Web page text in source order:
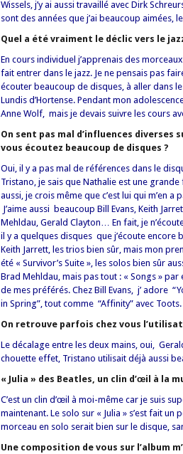
Wissels, j’y ai aussi travaillé avec Dirk
sont des années que j’ai beaucoup aimées,
Quel a été vraiment le déclic vers le
En cours individuel j’apprenais des
fait entrer dans le jazz. Je ne pensais pas
écouter beaucoup de disques, à aller dans
Lundis d’Hortense. Pendant mon
Anne Wolf, mais je devais suivre les cours
On sent pas mal d’influences diverses
vous écoutez beaucoup de disques ?
Oui, il y a pas mal de références dans le
Tristano, je sais que Nathalie est une
aussi, je crois même que c’est lui qui m’en a
J’aime aussi beaucoup Bill Evans, Keith
Mehldau, Gerald Clayton… En fait, je
il y a quelques disques que j’écoute encore
Keith Jarrett, les trios bien sûr, mais mon
été « Survivor’s Suite », les solos bien sûr
Brad Mehldau, mais pas tout : « Songs » par
de mes préférés. Chez Bill Evans, j’ adore
in Spring”, tout comme “Affinity” avec Toots.
On retrouve parfois chez vous
Le décalage entre les deux mains, oui,
chouette effet, Tristano utilisait déjà aussi
« Julia » des Beatles, un clin d’œil à la
C’est un clin d’œil à moi-même car je suis
maintenant. Le solo sur « Julia » s’est fait un
morceau en solo serait bien sur le disque,
Une composition de vous sur l’album